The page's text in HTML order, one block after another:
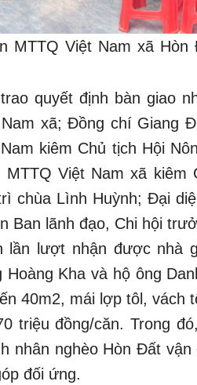
MTTQ Việt Nam xã
quyết định bàn giao
xã; Đồng chí Giang
kiêm Chủ tịch Hội
MTTQ Việt Nam xã
chùa Lình Huỳnh; Đại
Ban lãnh đạo, Chi hội
lần lượt nhận được nhà
Hoàng Kha và hộ ông
40m2, mái lợp tôl, vách
triệu đồng/căn. Trong
nhân nghèo Hòn Đất
đối ứng.